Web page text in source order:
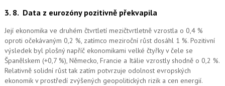
3. 8. Data z eurozóny pozitivně překvapila
Její ekonomika ve druhém čtvrtletí mezičtvrtletně vzrostla o 0,4 %
oproti očekávaným 0,2 %, zatímco meziroční růst dosáhl 1 %. Pozitivní
výsledek byl plošný napříč ekonomikami velké čtyřky v čele se
Španělskem (+0,7 %), Německo, Francie a Itálie vzrostly shodně o 0,2 %.
Relativně solidní růst tak zatím potvrzuje odolnost evropských
ekonomik v prostředí zvýšených geopolitických rizik a cen energií.